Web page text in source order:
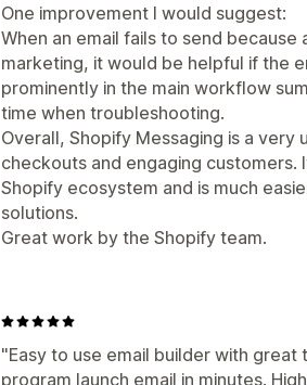
One improvement I would suggest:
When an email fails to send
marketing, it would be helpful if the
prominently in the main workflow
time when troubleshooting.
Overall, Shopify Messaging is a
checkouts and engaging
Shopify ecosystem and is much
solutions.
Great work by the Shopify team.
"Easy to use email builder with
program launch email in minutes.